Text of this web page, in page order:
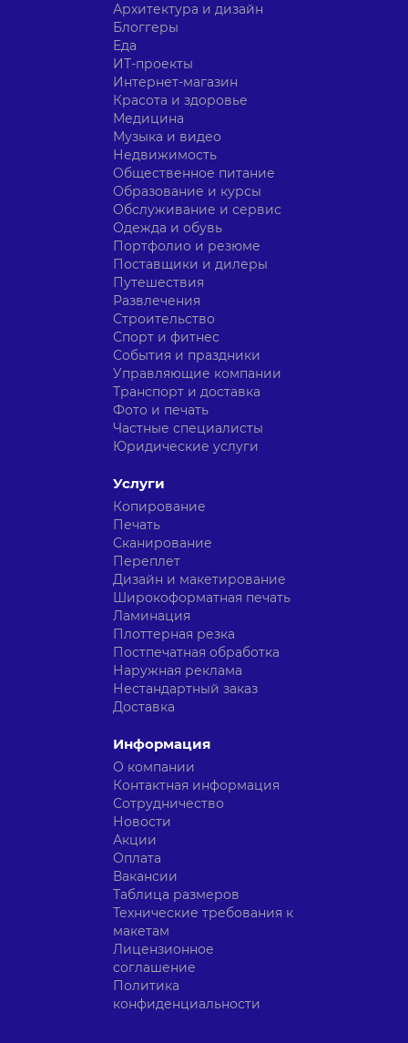
Архитектура и дизайн
Блоггеры
Еда
ИТ-проекты
Интернет-магазин
Красота и здоровье
Медицина
Музыка и видео
Недвижимость
Общественное питание
Образование и курсы
Обслуживание и сервис
Одежда и обувь
Портфолио и резюме
Поставщики и дилеры
Путешествия
Развлечения
Строительство
Спорт и фитнес
События и праздники
Управляющие компании
Транспорт и доставка
Фото и печать
Частные специалисты
Юридические услуги
Услуги
Копирование
Печать
Сканирование
Переплет
Дизайн и макетирование
Широкоформатная печать
Ламинация
Плоттерная резка
Постпечатная обработка
Наружная реклама
Нестандартный заказ
Доставка
Информация
О компании
Контактная информация
Сотрудничество
Новости
Акции
Оплата
Вакансии
Таблица размеров
Технические требования к
макетам
Лицензионное
соглашение
Политика
конфиденциальности